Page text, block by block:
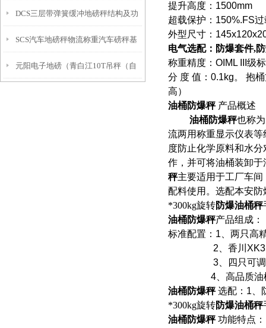
DCS三层带弹簧缓冲地磅秤结构及功
能说明
SCS汽车地磅秤物流称重汽车磅秤基
础施工方案选择
元阳电子地磅（青白江10T吊秤（自
提升高度： 1500mm
超载保护： 150%.FS过
外型尺寸：
电气选配：防爆套件,
称重精度： OIML III 级
分 度 值： 0.1kg。
抱
高）
油桶防爆秤 产品概述
油桶防爆秤也称
流两用称重显示仪表等
度防止化学原料和水
作，并可将油桶装卸
秤主要适用于工厂车
配料使用。选配本安
*300kg旋转防爆油桶秤
油桶防爆秤产品组成：
标准配置： 1 、两只高
2 、香川
3 、四只可
4 、高品质
油桶防爆秤 选配： 1
*300kg旋转防爆油桶秤
油桶防爆秤功能特点：